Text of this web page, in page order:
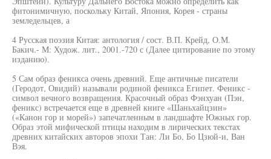
фитонимичную, поскольку Китай, Япония, Корея - страны
земледельцев, а
4 Русская поэзия Китая: антология / сост. В.П. Крейд, О.М.
Бакич.- М: Худож. лит., 2001.-720 с (Далее цитирование по этому
изданию).
5 Сам образ феникса очень древний. Еще античные писатели
(Геродот, Овидий) называли родиной феникса Египет. Феникс -
символ вечного возвращения. Красочный образ Фэнхуан (Пэн,
феникс) встречается еще в древней книге «Шаньхайцзин»
(«Канон гор и морей») запечатленным в ландшафте Южных гор.
Образ этой мифической птицы находим в лирических текстах
древних китайских авторов эпохи Тан: Ли Бо, Бо Цзюй-и, Ван
Вэя.